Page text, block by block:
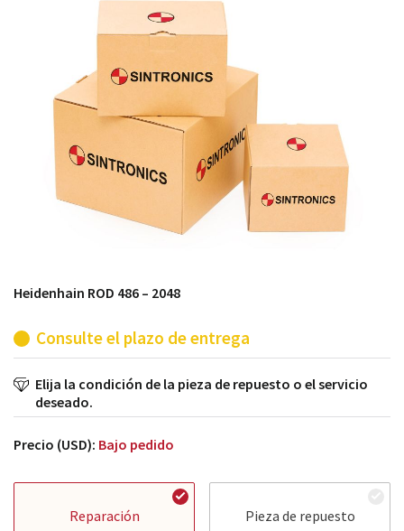
módulos antiguos a un alto nivel técnico o sustitución
de módulos descontinuados por módulos del propio
Heidenhain ROD 486 – 2048
Consulte el plazo de entrega
Elija la condición de la pieza de repuesto o el servicio
deseado.
Precio (USD): Bajo pedido
Reparación Pieza de repuesto